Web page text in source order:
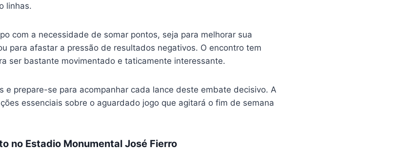
linhas.
com a necessidade de somar pontos, seja para melhorar sua
para afastar a pressão de resultados negativos. O encontro tem
ser bastante movimentado e taticamente interessante.
e prepare-se para acompanhar cada lance deste embate decisivo. A
essenciais sobre o aguardado jogo que agitará o fim de semana
no Estadio Monumental José Fierro